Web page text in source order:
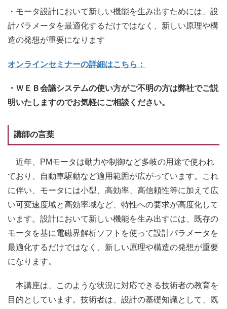
・モータ設計において新しい機能を生み出すためには、設
計パラメータを最適化するだけではなく、新しい原理や構
造の発想が重要になります
オンラインセミナーの詳細はこちら：
・ＷＥＢ会議システムの使い方がご不明の方は弊社でご説
明いたしますのでお気軽にご相談ください。
講師の言葉
近年、PMモータは動力や制御など多岐の用途で使われ
ており、自動車駆動など適用範囲が広がっています。これ
に伴い、モータには小型、高効率、高信頼性等に加えて広
い可変速度域と高効率域など、特性への要求が高度化して
います。設計において新しい機能を生み出すには、既存の
モータを基に電磁界解析ソフトを使って設計パラメータを
最適化するだけではなく、新しい原理や構造の発想が重要
になります。
本講座は、このような状況に対応できる技術者の教育を
目的としています。技術者は、設計の基礎知識として、既